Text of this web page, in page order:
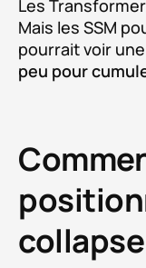
Les
Mais les SSM
pourrait voir une
peu pour